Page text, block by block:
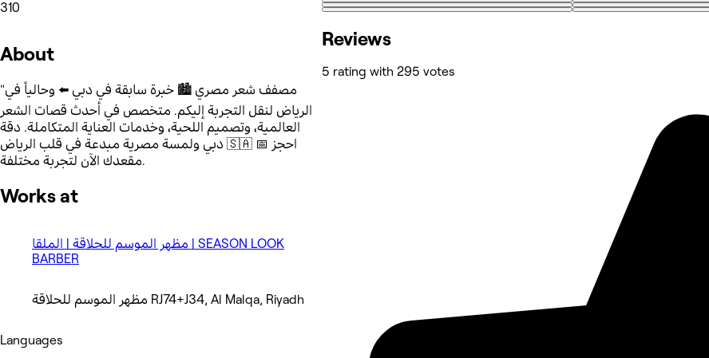
310
About
"مصفف شعر مصري 🏙️ خبرة سابقة في دبي ⬅️ وحالياً في
الرياض لنقل التجربة إليكم. متخصص في أحدث قصات الشعر
العالمية، وتصميم اللحية، وخدمات العناية المتكاملة. دقة
دبي ولمسة مصرية مبدعة في قلب الرياض 🇸🇦 📅 احجز
مقعدك الآن لتجربة مختلفة.
Works at
مظهر الموسم للحلاقة | الملقا | SEASON LOOK
BARBER
مظهر الموسم للحلاقة RJ74+J34, Al Malqa, Riyadh
Languages
Reviews
5 rating with 295 votes